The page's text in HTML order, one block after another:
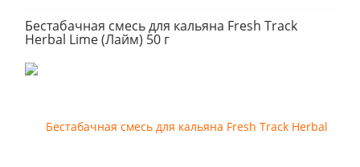
Бестабачная смесь для кальяна Fresh Track
Herbal Lime (Лайм) 50 г